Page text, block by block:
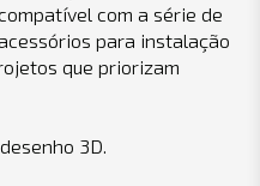
com a série de
para instalação
que priorizam
3D.